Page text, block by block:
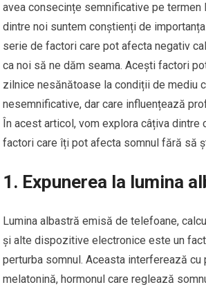
avea consecințe semnificative pe termen
dintre noi suntem conștienți de
serie de factori care pot afecta negativ
ca noi să ne dăm seama. Acești factori
zilnice nesănătoase la condiții de mediu
nesemnificative, dar care influențează
În acest articol, vom explora câțiva dintre
factori care îți pot afecta somnul fără să
1. Expunerea la lumina
Lumina albastră emisă de telefoane,
și alte dispozitive electronice este un
perturba somnul. Aceasta interferează cu
melatonină, hormonul care reglează